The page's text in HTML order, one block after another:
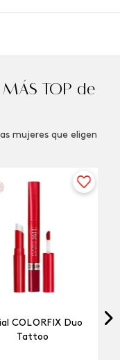
TOP de
mujeres que eligen
COLORFIX Duo
Tattoo